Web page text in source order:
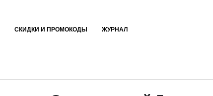
СКИДКИ И ПРОМОКОДЫ ЖУРНАЛ